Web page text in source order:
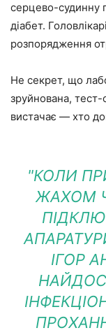
серцево-судинну
діабет.
розпорядження
Не секрет, що
зруйнована, тест-
вистачає — хто
"КОЛИ
ЖАХОМ
ІГОР